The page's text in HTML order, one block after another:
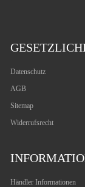
Datenschutz
AGB
Sitemap
Widerrufsrecht
Händler Informationen